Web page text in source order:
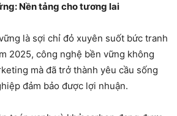
Nền tảng cho tương lai
là sợi chỉ đỏ xuyên suốt bức tranh
2025, công nghệ bền vững không
mà đã trở thành yêu cầu sống
đảm bảo được lợi nhuận.